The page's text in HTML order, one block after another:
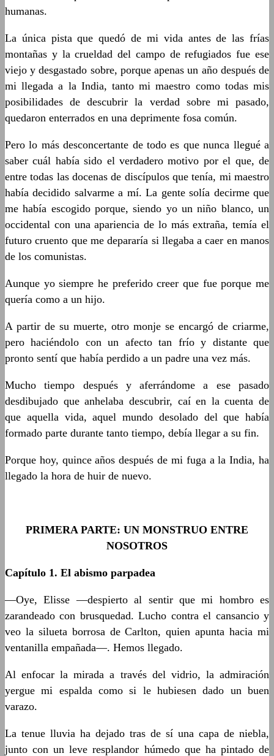
humanas.
La única pista que quedó de mi vida antes de las frías
montañas y la crueldad del campo de refugiados fue ese
viejo y desgastado sobre, porque apenas un año después de
mi llegada a la India, tanto mi maestro como todas mis
posibilidades de descubrir la verdad sobre mi pasado,
quedaron enterrados en una deprimente fosa común.
Pero lo más desconcertante de todo es que nunca llegué a
saber cuál había sido el verdadero motivo por el que, de
entre todas las docenas de discípulos que tenía, mi maestro
había decidido salvarme a mí. La gente solía decirme que
me había escogido porque, siendo yo un niño blanco, un
occidental con una apariencia de lo más extraña, temía el
futuro cruento que me depararía si llegaba a caer en manos
de los comunistas.
Aunque yo siempre he preferido creer que fue porque me
quería como a un hijo.
A partir de su muerte, otro monje se encargó de criarme,
pero haciéndolo con un afecto tan frío y distante que
pronto sentí que había perdido a un padre una vez más.
Mucho tiempo después y aferrándome a ese pasado
desdibujado que anhelaba descubrir, caí en la cuenta de
que aquella vida, aquel mundo desolado del que había
formado parte durante tanto tiempo, debía llegar a su fin.
Porque hoy, quince años después de mi fuga a la India, ha
llegado la hora de huir de nuevo.
PRIMERA PARTE: UN MONSTRUO ENTRE
NOSOTROS
Capítulo 1. El abismo parpadea
—Oye, Elisse —despierto al sentir que mi hombro es
zarandeado con brusquedad. Lucho contra el cansancio y
veo la silueta borrosa de Carlton, quien apunta hacia mi
ventanilla empañada—. Hemos llegado.
Al enfocar la mirada a través del vidrio, la admiración
yergue mi espalda como si le hubiesen dado un buen
varazo.
La tenue lluvia ha dejado tras de sí una capa de niebla,
junto con un leve resplandor húmedo que ha pintado de